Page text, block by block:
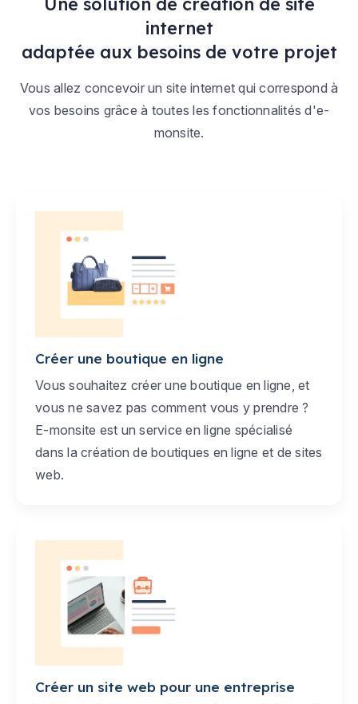
internet
adaptée aux besoins de votre projet
Vous allez concevoir un site internet qui correspond à
vos besoins grâce à toutes les fonctionnalités d'e-
monsite.
Créer une boutique en ligne
Vous souhaitez créer une boutique en ligne, et
vous ne savez pas comment vous y prendre ?
E-monsite est un service en ligne spécialisé
dans la création de boutiques en ligne et de sites
web.
Créer un site web pour une entreprise